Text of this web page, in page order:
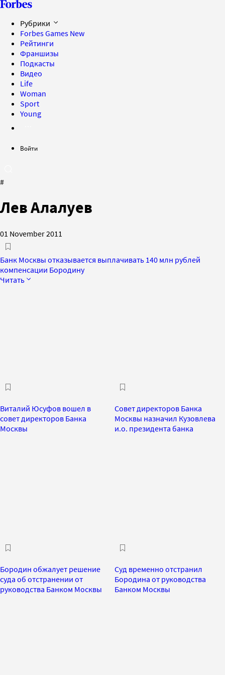
Рубрики
Forbes Games New
Рейтинги
Франшизы
Подкасты
Видео
Life
Woman
Sport
Young
Войти
#
Лев Алалуев
01 November 2011
Банк Москвы отказывается выплачивать 140 млн рублей
компенсации Бородину
Читать
Виталий Юсуфов вошел в
совет директоров Банка
Москвы
Совет директоров Банка
Москвы назначил Кузовлева
и.о. президента банка
Бородин обжалует решение
суда об отстранении от
руководства Банком Москвы
Суд временно отстранил
Бородина от руководства
Банком Москвы